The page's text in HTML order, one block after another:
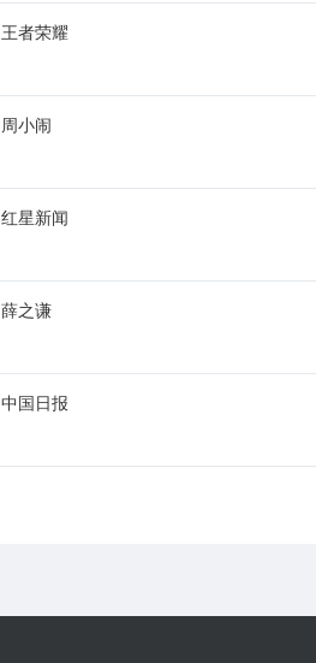
王者荣耀
周小闹
红星新闻
薛之谦
中国日报